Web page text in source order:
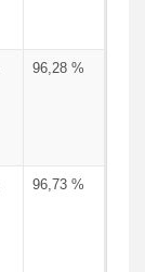
96,28 %
96,73 %